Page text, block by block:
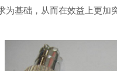
为基础，从而在效益上更